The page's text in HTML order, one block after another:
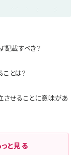
載すべき？
とは？
させることに意味があ
と見る